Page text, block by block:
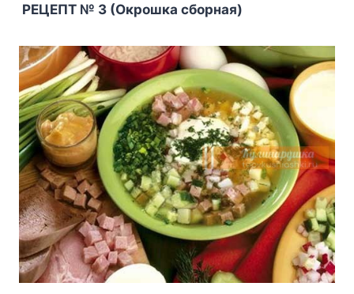
PEЦEПT № 3 (Oкpoшкa cбopнaя)